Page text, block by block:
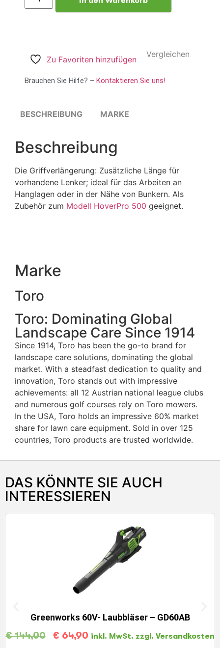
Zu Favoriten hinzufügen
Vergleichen
Brauchen Sie Hilfe? – Kontaktieren Sie uns!
BESCHREIBUNG MARKE
Beschreibung
Die Griffverlängerung: Zusätzliche Länge für
vorhandene Lenker; ideal für das Arbeiten an
Hanglagen oder in der Nähe von Bunkern. Als
Zubehör zum Modell HoverPro 500 geeignet.
Marke
Toro
Toro: Dominating Global
Landscape Care Since 1914
Since 1914, Toro has been the go-to brand for
landscape care solutions, dominating the global
market. With a steadfast dedication to quality and
innovation, Toro stands out with impressive
achievements: all 12 Austrian national league clubs
and numerous golf courses rely on Toro mowers.
In the USA, Toro holds an impressive 60% market
share for lawn care equipment. Sold in over 125
countries, Toro products are trusted worldwide.
DAS KÖNNTE SIE AUCH
INTERESSIEREN
Greenworks 60V- Laubbläser – GD60AB
€144,00 € 64,90 inkl. MwSt. zzgl. Versandkosten